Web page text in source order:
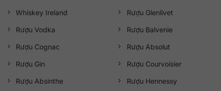
Tuổi rượu 12 năm
Nồng độ
Dung tích 750 ml
Whiskey Ireland
Rượu Vodka
Rượu Cognac
Rượu Gin
Rượu Absinthe
Rượu Glenlivet
Rượu Balvenie
Rượu Absolut
Rượu Courvoisier
Rượu Hennessy